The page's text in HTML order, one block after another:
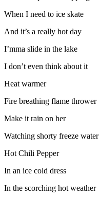
When I need to ice skate
And it’s a really hot day
I’mma slide in the lake
I don’t even think about it
Heat warmer
Fire breathing flame thrower
Make it rain on her
Watching shorty freeze water
Hot Chili Pepper
In an ice cold dress
In the scorching hot weather